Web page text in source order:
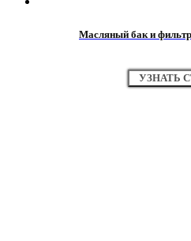
Масляный бак и
УЗНАТЬ